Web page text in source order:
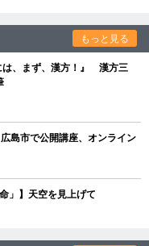
もっと見る
は、まず、漢方！』 漢方三
島市で公開講座、オンライン
」】天空を見上げて